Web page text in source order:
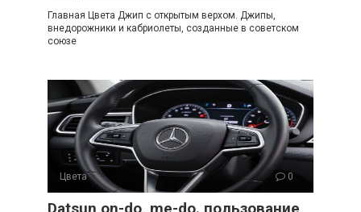
Главная Цвета Джип с открытым верхом. Джипы,
внедорожники и кабриолеты, созданные в советском
союзе
Цвета 0